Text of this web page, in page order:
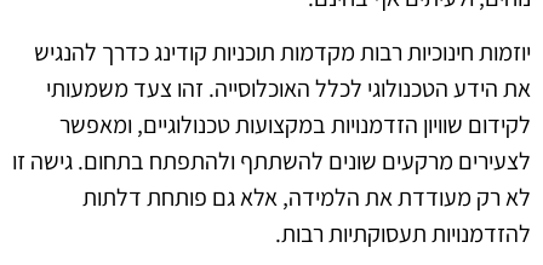
יוזמות חינוכיות רבות מקדמות תוכניות קודינג כדרך להנגיש
את הידע הטכנולוגי לכלל האוכלוסייה. זהו צעד משמעותי
לקידום שוויון הזדמנויות במקצועות טכנולוגיים, ומאפשר
לצעירים מרקעים שונים להשתתף ולהתפתח בתחום. גישה זו
לא רק מעודדת את הלמידה, אלא גם פותחת דלתות
להזדמנויות תעסוקתיות רבות.